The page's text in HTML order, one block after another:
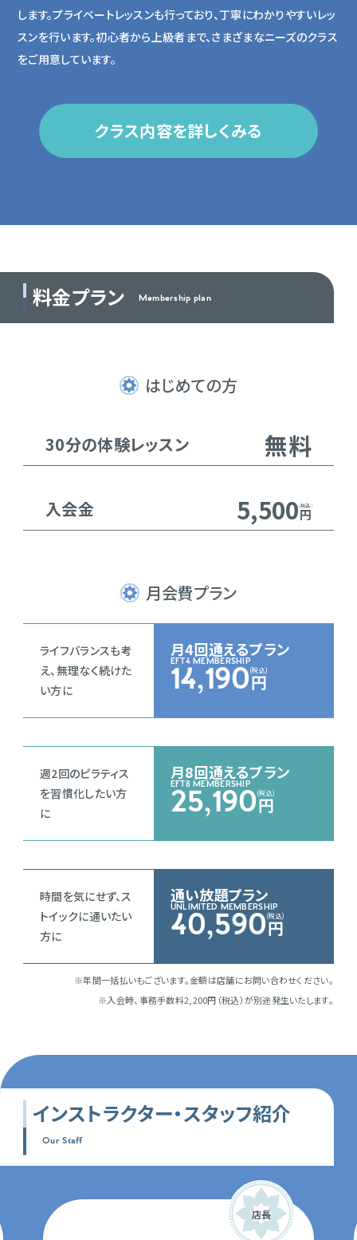
します。プライベートレッスンも行っており、丁寧にわかりやすいレッ
スンを行います。初心者から上級者まで、さまざまなニーズのクラス
をご用意しています。
クラス内容を詳しくみる
料金プラン Membership plan
はじめての方
30分の体験レッスン 無料
入会金 5,500円
月会費プラン
ライフバランスも考
え、無理なく続けた
い方に
月4回通えるプラン
EFT4 MEMBERSHIP
14,190円
週2回のピラティス
を習慣化したい方
に
月8回通えるプラン
EFT8 MEMBERSHIP
25,190円
時間を気にせず、ス
トイックに通いたい
方に
通い放題プラン
UNLIMITED MEMBERSHIP
40,590円
※年間一括払いもございます。金額は店舗にお問い合わせください。
※入会時、事務手数料2,200円（税込）が別途発生いたします。
インストラクター・スタッフ紹介
Our Staff
店長